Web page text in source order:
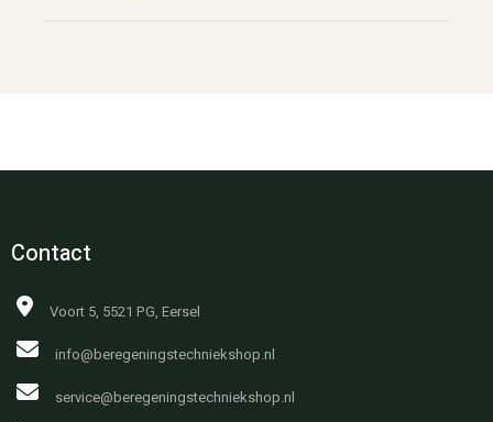
Contact
Voort 5, 5521 PG, Eersel
info@beregeningstechniekshop.nl
service@beregeningstechniekshop.nl